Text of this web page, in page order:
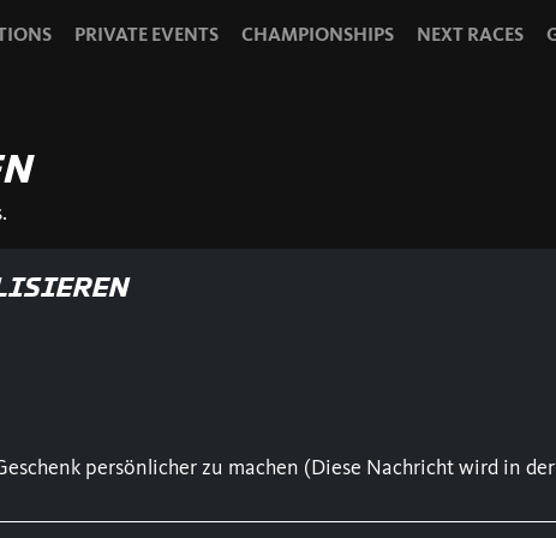
PRIVATE EVENTS CHAMPIONSHIPS NEXT RACES
persönlicher zu machen (Diese Nachricht wird in